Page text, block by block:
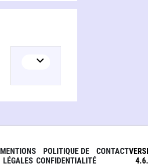
MENTIONS
LÉGALES
POLITIQUE DE
CONFIDENTIALITÉ
CONTACT